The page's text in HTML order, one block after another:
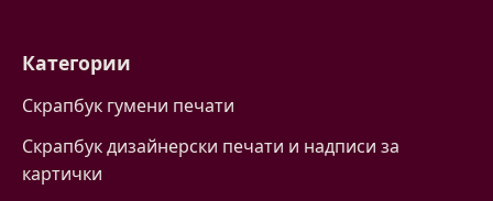
Категории
Скрапбук гумени печати
Скрапбук дизайнерски печати и надписи за
картички